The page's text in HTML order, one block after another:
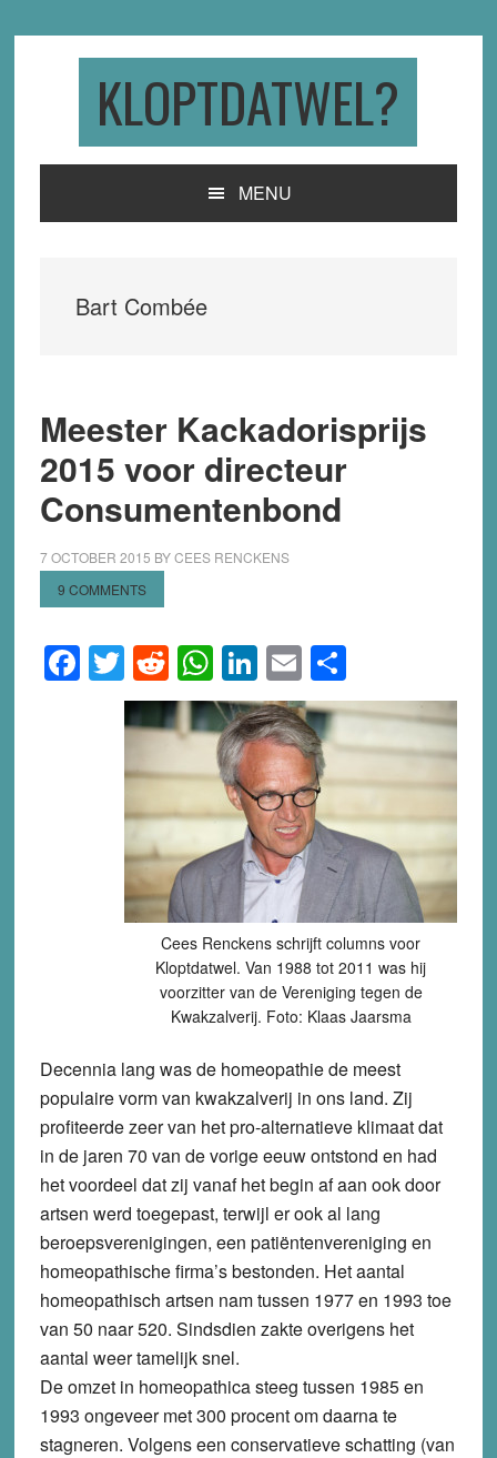
KLOPTDATWEL?
MENU
Bart Combée
Meester Kackadorisprijs
2015 voor directeur
Consumentenbond
7 OCTOBER 2015 BYCEES RENCKENS
9 COMMENTS
Facebook
Twitter
Reddit
WhatsApp
LinkedIn
EmailShare
Cees Renckens schrijft columns voor
Kloptdatwel. Van 1988 tot 2011 was hij
voorzitter van de Vereniging tegen de
Kwakzalverij. Foto: Klaas Jaarsma
Decennia lang was de homeopathie de meest
populaire vorm van kwakzalverij in ons land. Zij
profiteerde zeer van het pro-alternatieve klimaat dat
in de jaren 70 van de vorige eeuw ontstond en had
het voordeel dat zij vanaf het begin af aan ook door
artsen werd toegepast, terwijl er ook al lang
beroepsverenigingen, een patiëntenvereniging en
homeopathische firma’s bestonden. Het aantal
homeopathisch artsen nam tussen 1977 en 1993 toe
van 50 naar 520. Sindsdien zakte overigens het
aantal weer tamelijk snel.
De omzet in homeopathica steeg tussen 1985 en
1993 ongeveer met 300 procent om daarna te
stagneren. Volgens een conservatieve schatting (van